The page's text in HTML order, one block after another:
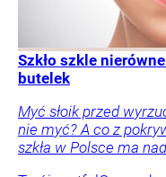
Szkło szkle
butelek
Myć słoik przed
nie myć? A co z
szkła w Polsce ma